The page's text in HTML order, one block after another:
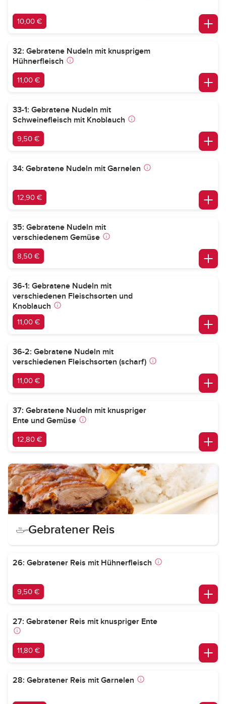
10,00 €
32: Gebratene Nudeln mit knusprigem
Hühnerfleisch
11,00 €
33-1: Gebratene Nudeln mit
Schweinefleisch mit Knoblauch
9,50 €
34: Gebratene Nudeln mit Garnelen
12,90 €
35: Gebratene Nudeln mit
verschiedenem Gemüse
8,50 €
36-1: Gebratene Nudeln mit
verschiedenen Fleischsorten und
Knoblauch
11,00 €
36-2: Gebratene Nudeln mit
verschiedenen Fleischsorten (scharf)
11,00 €
37: Gebratene Nudeln mit knuspriger
Ente und Gemüse
12,80 €
Gebratener Reis
26: Gebratener Reis mit Hühnerfleisch
9,50 €
27: Gebratener Reis mit knuspriger Ente
11,80 €
28: Gebratener Reis mit Garnelen